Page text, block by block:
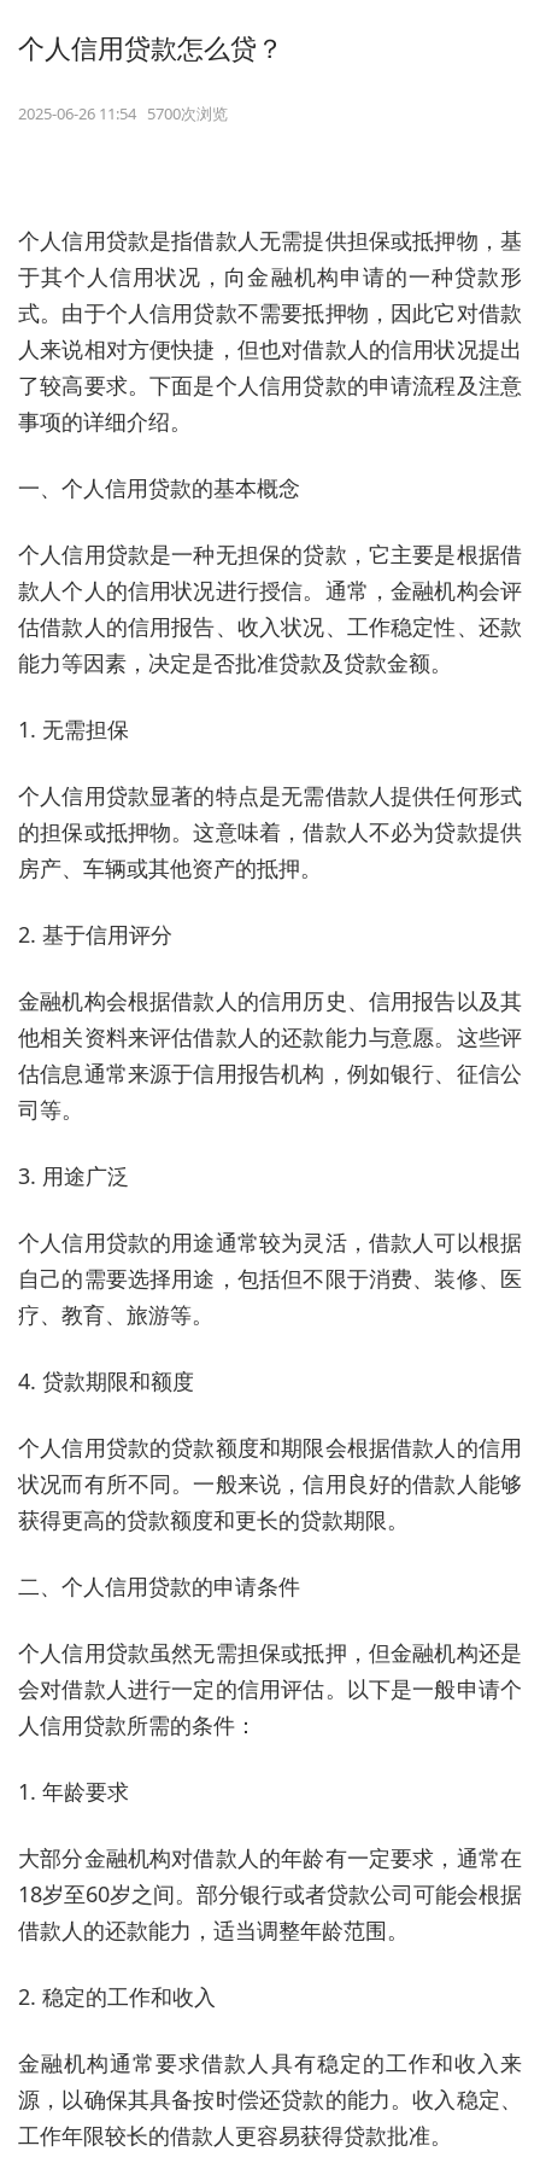
个人信用贷款怎么贷？
2025-06-26 11:54 5700次浏览
个人信用贷款是指借款人无需提供担保或抵押物，基
于其个人信用状况，向金融机构申请的一种贷款形
式。由于个人信用贷款不需要抵押物，因此它对借款
人来说相对方便快捷，但也对借款人的信用状况提出
了较高要求。下面是个人信用贷款的申请流程及注意
事项的详细介绍。
一、个人信用贷款的基本概念
个人信用贷款是一种无担保的贷款，它主要是根据借
款人个人的信用状况进行授信。通常，金融机构会评
估借款人的信用报告、收入状况、工作稳定性、还款
能力等因素，决定是否批准贷款及贷款金额。
1. 无需担保
个人信用贷款显著的特点是无需借款人提供任何形式
的担保或抵押物。这意味着，借款人不必为贷款提供
房产、车辆或其他资产的抵押。
2. 基于信用评分
金融机构会根据借款人的信用历史、信用报告以及其
他相关资料来评估借款人的还款能力与意愿。这些评
估信息通常来源于信用报告机构，例如银行、征信公
司等。
3. 用途广泛
个人信用贷款的用途通常较为灵活，借款人可以根据
自己的需要选择用途，包括但不限于消费、装修、医
疗、教育、旅游等。
4. 贷款期限和额度
个人信用贷款的贷款额度和期限会根据借款人的信用
状况而有所不同。一般来说，信用良好的借款人能够
获得更高的贷款额度和更长的贷款期限。
二、个人信用贷款的申请条件
个人信用贷款虽然无需担保或抵押，但金融机构还是
会对借款人进行一定的信用评估。以下是一般申请个
人信用贷款所需的条件：
1. 年龄要求
大部分金融机构对借款人的年龄有一定要求，通常在
18岁至60岁之间。部分银行或者贷款公司可能会根据
借款人的还款能力，适当调整年龄范围。
2. 稳定的工作和收入
金融机构通常要求借款人具有稳定的工作和收入来
源，以确保其具备按时偿还贷款的能力。收入稳定、
工作年限较长的借款人更容易获得贷款批准。